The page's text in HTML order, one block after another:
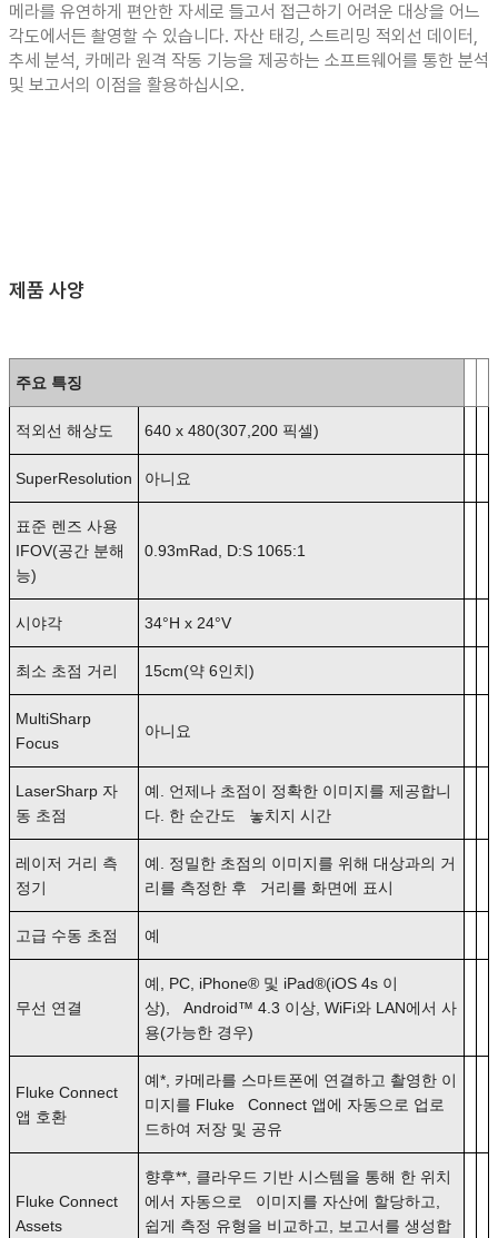
메라를 유연하게 편안한 자세로 들고서 접근하기 어려운 대상을 어느
각도에서든 촬영할 수 있습니다. 자산 태깅, 스트리밍 적외선 데이터,
추세 분석, 카메라 원격 작동 기능을 제공하는 소프트웨어를 통한 분석
및 보고서의 이점을 활용하십시오.
제품 사양
주요 특징
적외선 해상도 640 x 480(307,200 픽셀)
SuperResolution 아니요
표준 렌즈 사용
IFOV(공간 분해
능)
0.93mRad, D:S 1065:1
시야각 34°H x 24°V
최소 초점 거리 15cm(약 6인치)
MultiSharp
Focus
아니요
LaserSharp 자
동 초점
예. 언제나 초점이 정확한 이미지를 제공합니
다. 한 순간도 놓치지 시간
레이저 거리 측
정기
예. 정밀한 초점의 이미지를 위해 대상과의 거
리를 측정한 후 거리를 화면에 표시
고급 수동 초점 예
무선 연결
예, PC, iPhone® 및 iPad®(iOS 4s 이
상), Android™ 4.3 이상, WiFi와 LAN에서 사
용(가능한 경우)
Fluke Connect
앱 호환
예*, 카메라를 스마트폰에 연결하고 촬영한 이
미지를 Fluke Connect 앱에 자동으로 업로
드하여 저장 및 공유
Fluke Connect
Assets
향후**, 클라우드 기반 시스템을 통해 한 위치
에서 자동으로 이미지를 자산에 할당하고,
쉽게 측정 유형을 비교하고, 보고서를 생성합